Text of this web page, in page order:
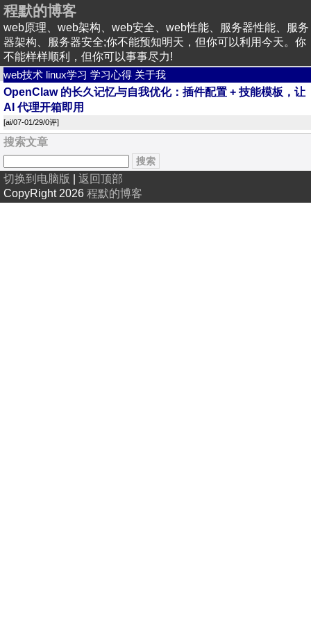
程默的博客
web原理、web架构、web安全、web性能、服务器性能、服务
器架构、服务器安全;你不能预知明天，但你可以利用今天。你
不能样样顺利，但你可以事事尽力!
web技术 linux学习 学习心得 关于我
OpenClaw 的长久记忆与自我优化：插件配置 + 技能模板，让
AI 代理开箱即用
[ai/07-01/29/0评]
搜索文章
切换到电脑版
返回顶部
CopyRight 2026 程默的博客